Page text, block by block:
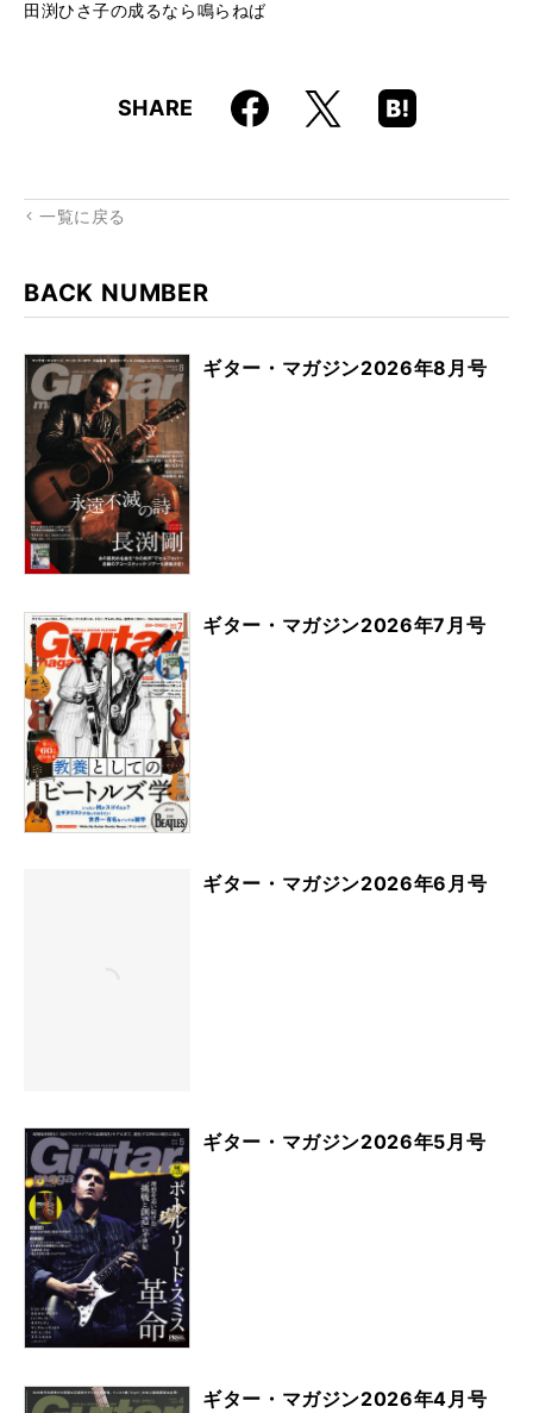
田渕ひさ子の成るなら鳴らねば
SHARE Faceboo
k
X
Hatena
Boo
一覧に戻る
BACK NUMBER
ギター・マガジン2026年8月号
ギター・マガジン2026年7月号
ギター・マガジン2026年6月号
ギター・マガジン2026年5月号
ギター・マガジン2026年4月号